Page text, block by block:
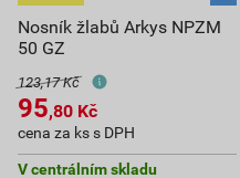
Nosník žlabů Arkys NPZM
50 GZ
123,17 Kč
95,80 Kč
cena za ks s DPH
V centrálním skladu